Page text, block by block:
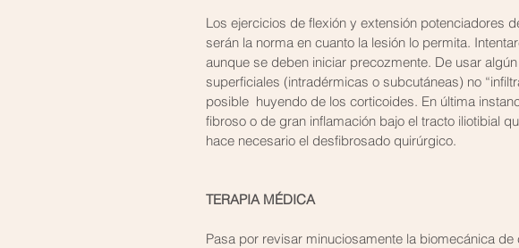
Los ejercicios de flexión y extensión potenciadores
serán la norma en cuanto la lesión lo permita.
aunque se deben iniciar precozmente. De usar
superficiales (intradérmicas o subcutáneas) no
posible  huyendo de los corticoides. En última
fibroso o de gran inflamación bajo el tracto iliotibial
hace necesario el desfibrosado quirúrgico.
TERAPIA MÉDICA
Pasa por revisar minuciosamente la biomecánica